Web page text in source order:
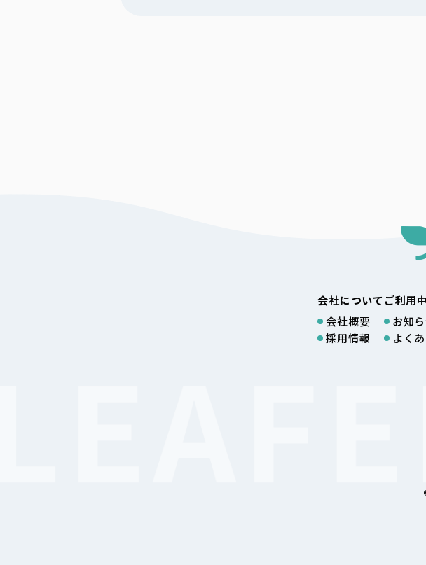
会社について
会社概要
採用情報
ご利用
お知
よく